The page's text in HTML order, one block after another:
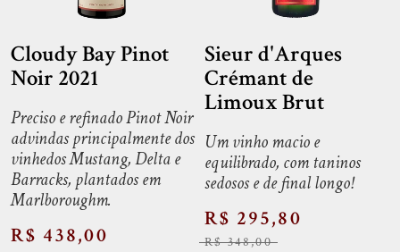
Cloudy Bay Pinot
Noir 2021
Preciso e refinado Pinot Noir
advindas principalmente dos
vinhedos Mustang, Delta e
Barracks, plantados em
Marlboroughm.
R$ 438,00
Sieur d'Arques
Crémant de
Limoux Brut
Um vinho macio e
equilibrado, com taninos
sedosos e de final longo!
R$ 295,80
R$ 348,00